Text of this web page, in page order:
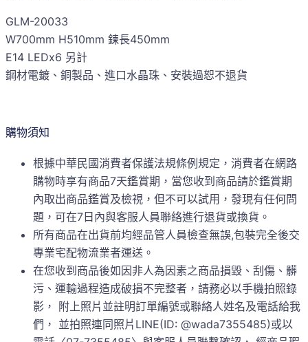
GLM-20033
W700mm H510mm 鍊長450mm
E14 LEDx6 另計
鋼材電鍍、銅製品、進口水晶珠、安裝過恕不退貨
購物須知
根據中華民國消費者保護法規條例規定，消費者在網路
購物時享有商品7天鑑賞期，當您收到商品請於鑑賞期
內取出商品鑑賞及檢視，但不可以試用，發現有任何問
題，可在7日內與客服人員聯絡進行退貨或換貨。
所有商品在出貨前均經品管人員檢查無誤,包裝完全後交
專業宅配物流業者運送。
在您收到商品後如因非人為因素之商品損毀、刮傷、髒
污、運輸過程造成破損不完整者，請務必以手機拍照錄
影， 附上照片並註明訂單編號或聯絡人姓名及電話給我
們， 並拍照連同照片LINE(ID: @wada7355485)或以